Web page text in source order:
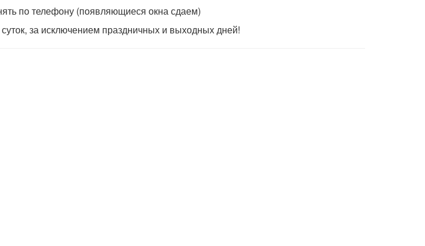
по телефону (появляющиеся окна сдаем)
за исключением праздничных и выходных дней!